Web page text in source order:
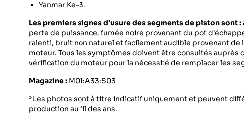
Yanmar Ke-3.
Les premiers signes d'usure des segments de piston sont :
perte de puissance, fumée noire provenant du pot
ralenti, bruit non naturel et facilement audible provenant
moteur. Tous les symptômes doivent être consultés
vérification du moteur pour la nécessité de remplacer les
Magazine : M01:A33:S03
*Les photos sont à titre indicatif uniquement et peuvent
production au fil des ans.